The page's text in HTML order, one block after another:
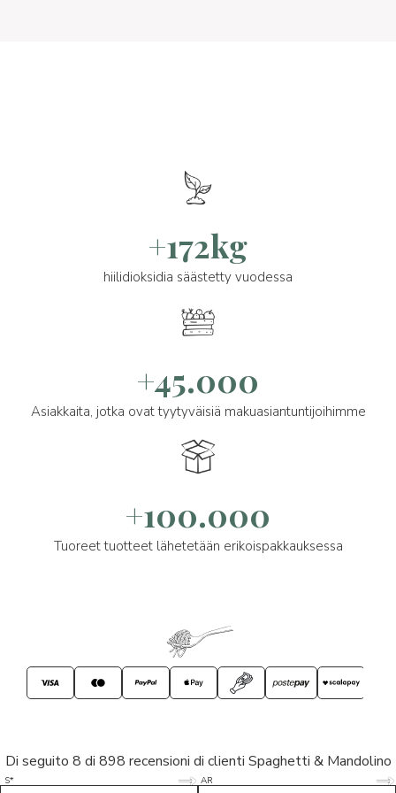
+172kg
hiilidioksidia säästetty vuodessa
+45.000
Asiakkaita, jotka ovat tyytyväisiä makuasiantuntijoihimme
+100.000
Tuoreet tuotteet lähetetään erikoispakkauksessa
Di seguito 8 di 898 recensioni di clienti Spaghetti & Mandolino
S* 5/5 AR 5/5